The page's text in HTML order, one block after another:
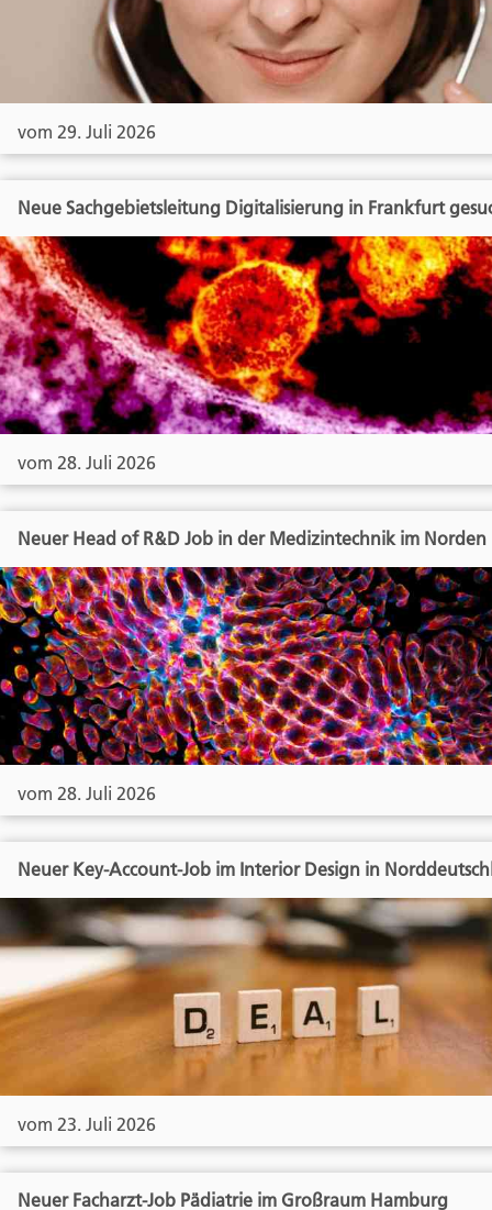
vom 29. Juli 2026
Neue Sachgebietsleitung Digitalisierung in Frankfurt
vom 28. Juli 2026
Neuer Head of R&D Job in der Medizintechnik im Norden
vom 28. Juli 2026
Neuer Key-Account-Job im Interior Design in
vom 23. Juli 2026
Neuer Facharzt-Job Pädiatrie im Großraum Hamburg